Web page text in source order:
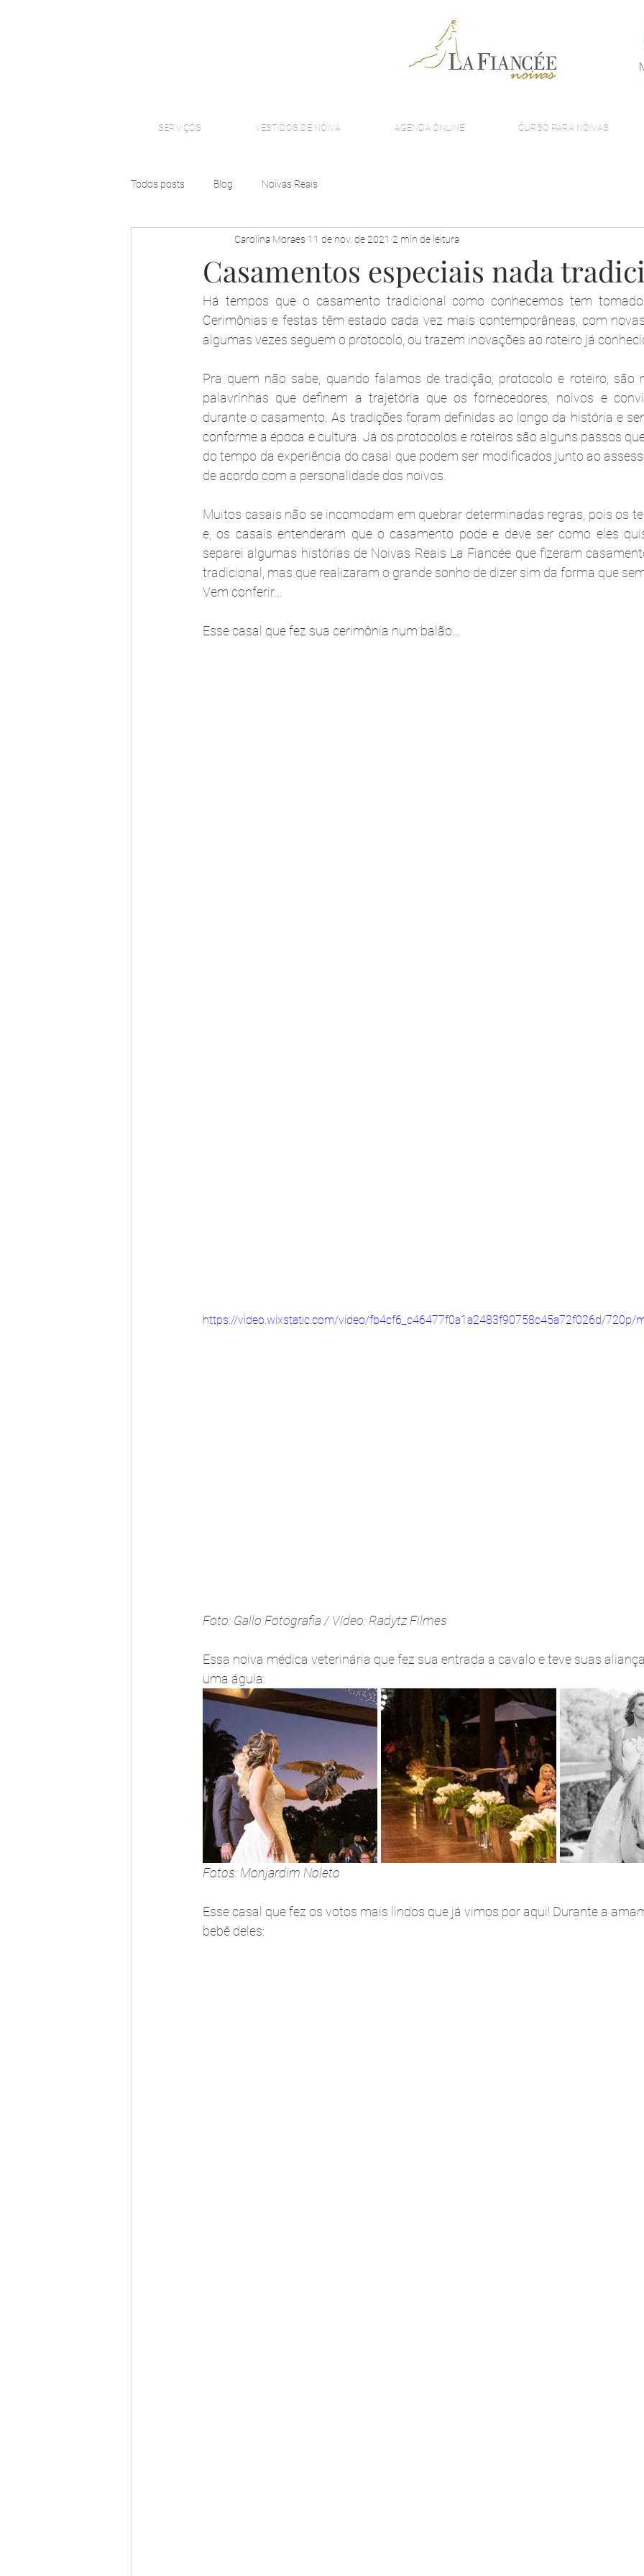
SERVIÇOS VESTIDOS DE NOIVA AGENDA ONLINE CURSO PARA NOIVAS
Todos posts Blog Noivas Reais
Casamentos especiais nada
Carolina Moraes 11 de nov. de 2021 2 min de leitura
Há tempos que o casamento tradicional como conhecemos tem
Cerimônias e festas têm estado cada vez mais contemporâneas, com
algumas vezes seguem o protocolo, ou trazem inovações ao roteiro já
Pra quem não sabe, quando falamos de tradição, protocolo e roteiro, são
palavrinhas que definem a trajetória que os fornecedores, noivos e
durante o casamento. As tradições foram definidas ao longo da história e
conforme a época e cultura. Já os protocolos e roteiros são alguns passos
do tempo da experiência do casal que podem ser modificados junto ao
de acordo com a personalidade dos noivos.
Muitos casais não se incomodam em quebrar determinadas regras, pois os
e, os casais entenderam que o casamento pode e deve ser como eles
separei algumas histórias de Noivas Reais La Fiancée que fizeram
tradicional, mas que realizaram o grande sonho de dizer sim da forma que
Vem conferir...
Esse casal que fez sua cerimônia num balão...
https://video.wixstatic.com/video/fb4cf6_c46477f0a1a2483f90758c45a72f026d/720p/
Foto: Gallo Fotografia / Vídeo: Radytz Filmes
Essa noiva médica veterinária que fez sua entrada a cavalo e teve suas
uma águia:
Fotos: Monjardim Noleto
Esse casal que fez os votos mais lindos que já vimos por aqui! Durante a
bebê deles: